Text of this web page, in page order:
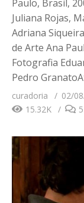
Paulo, Brasil,
Juliana Rojas,
Adriana
de Arte Ana
Fotografia
Pedro
curadoria
02/
15.32K
5